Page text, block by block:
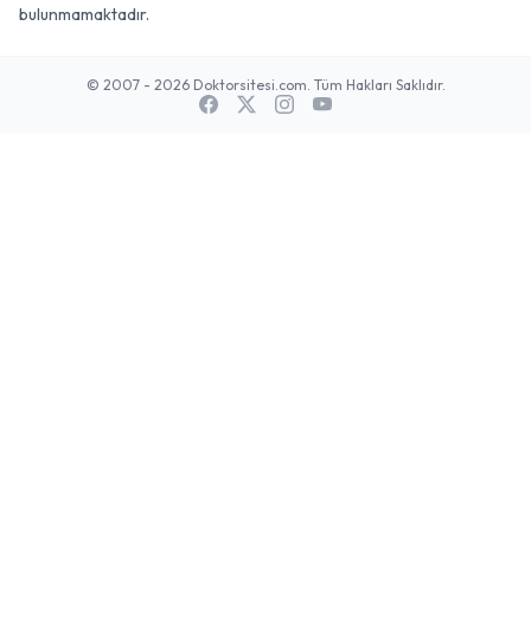
bulunmamaktadır.
© 2007 - 2026 Doktorsitesi.com. Tüm Hakları Saklıdır.